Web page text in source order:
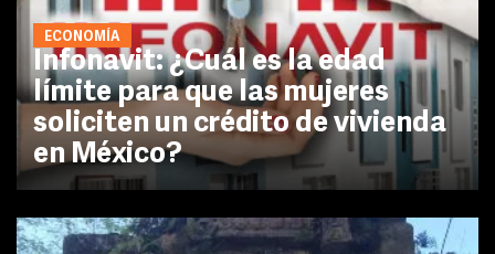
ECONOMÍA
Infonavit: ¿Cuál es la edad
límite para que las mujeres
soliciten un crédito de vivienda
en México?